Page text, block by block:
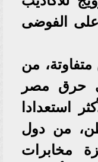
الفوضى
من
حرق مصر
استعدادا
من دول
مخابرات